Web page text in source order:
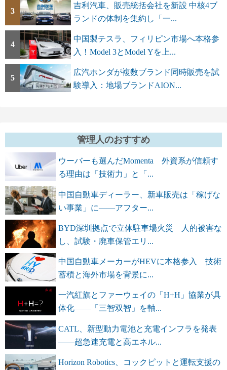
3
吉利汽車、販売統括会社を新設 中核4ブ
ランドの体制を集約し「一...
4
中国製テスラ、フィリピン市場へ本格参
入！Model 3とModel Yを上...
5
広汽ホンダが複数ブランド同時販売を試
験導入：地場ブランドAION...
管理人のおすすめ
ウーバーも選んだMomenta 外資系が信頼す
る理由は「技術力」と「...
中国自動車ディーラー、新車販売は「稼げな
い事業」に――アフター...
BYD深圳拠点で立体駐車場火災 人的被害な
し、試験・廃車保管エリ...
中国自動車メーカーがHEVに本格参入 技術
蓄積と海外市場を背景に...
一汽紅旗とファーウェイの「H+H」協業が具
体化――「三智双智」を軸...
CATL、新型動力電池と充電インフラを発表
――超急速充電と高エネル...
Horizon Robotics、コックピットと運転支援の